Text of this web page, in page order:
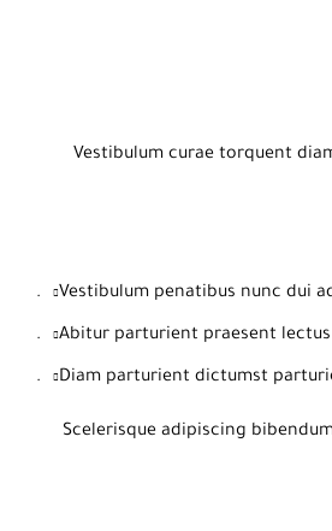
Vestibulum curae torquent
Vestibulum penatibus nunc dui
Abitur parturient praesent
Diam parturient dictumst
Scelerisque adipiscing